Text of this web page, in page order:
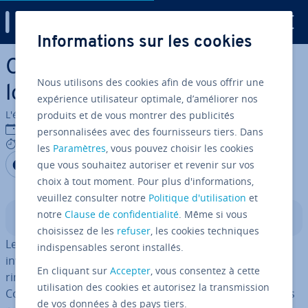
Aller au contenu principal
Clean Code : un code propre
lors du contrôle
L'équipe édi­to­riale IONOS
02/12/2022
6 mins
Partager sur Facebook
Partager sur Twitter
Partager sur LinkedIn
Sommaire
Le Clean Code nous vient de Robert Cecil Martin, qui a
inventé ce terme dans son livre « Clean Code: Ra­fac­to­
ring, Patterns, Testen und Techniken für sauberen
Code » pour décrire un code écrit de façon propre
. Les
Informations sur les cookies
Nous utilisons des cookies afin de vous offrir une
expérience utilisateur optimale, d’améliorer nos
produits et de vous montrer des publicités
personnalisées avec des fournisseurs tiers. Dans
les Paramètres, vous pouvez choisir les cookies
que vous souhaitez autoriser et revenir sur vos
choix à tout moment. Pour plus d'informations,
veuillez consulter notre Politique d'utilisation et
notreClause de confidentialité. Même si vous
choisissez de les refuser, les cookies techniques
indispensables seront installés.
En cliquant surAccepter, vous consentez à cette
utilisation des cookies et autorisez la transmission
de vos données à des pays tiers.